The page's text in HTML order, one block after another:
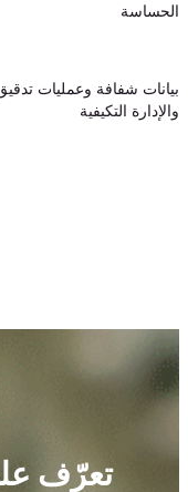
الحساسة
بيانات شفافة وعمليات
والإدارة التكيفية
تعرّف